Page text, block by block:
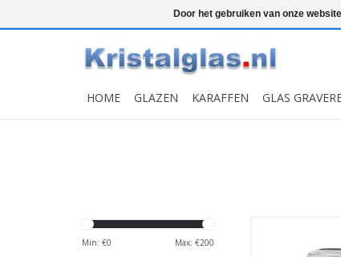
Snelle levering Graveren
HOME GLAZEN KARAFFEN GLAS
Min: €0 Max: €200
MEER
Door het gebruiken van onze